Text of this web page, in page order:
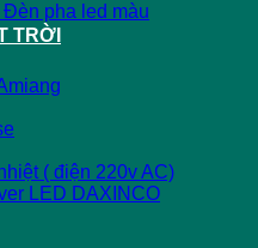
pha led màu
TRỜI
( điện 220v AC)
LED DAXINCO